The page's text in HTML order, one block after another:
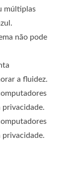
múltiplas
não pode
a fluidez.
privacidade.
privacidade.